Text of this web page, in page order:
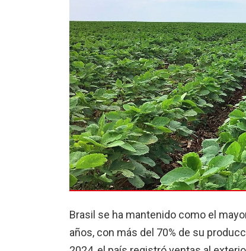
Brasil se ha mantenido como el
años, con más del 70% de su